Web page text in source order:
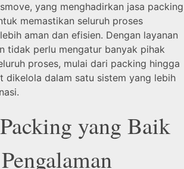
yang menghadirkan jasa packing
memastikan seluruh proses
aman dan efisien. Dengan layanan
tidak perlu mengatur banyak pihak
proses, mulai dari packing hingga
dikelola dalam satu sistem yang lebih
yang Baik